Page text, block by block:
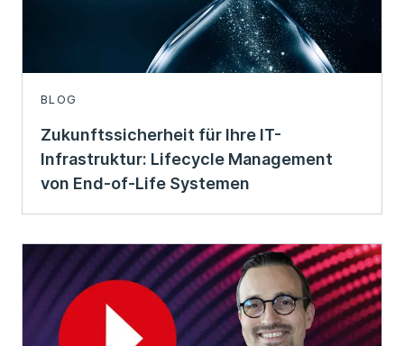
BLOG
Zukunftssicherheit für Ihre IT-
Infrastruktur: Lifecycle Management
von End-of-Life Systemen